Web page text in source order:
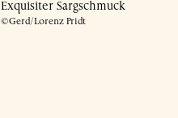
Exquisiter Sargschmuck
©Gerd/Lorenz Pridt